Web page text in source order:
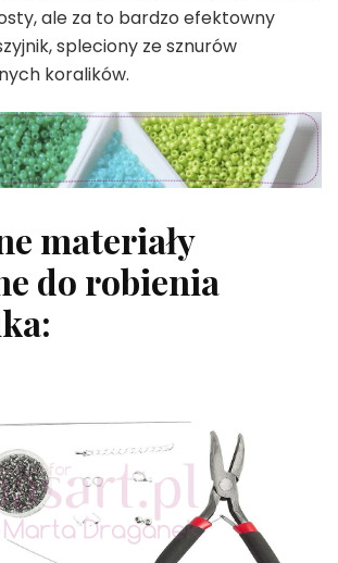
ale za to bardzo efektowny
spleciony ze sznurów
koralików.
materiały
do robienia